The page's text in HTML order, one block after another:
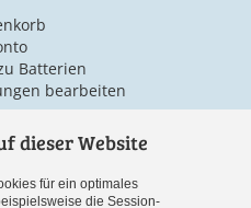
Batterien
bearbeiten
dieser Website
für ein optimales
die Session-